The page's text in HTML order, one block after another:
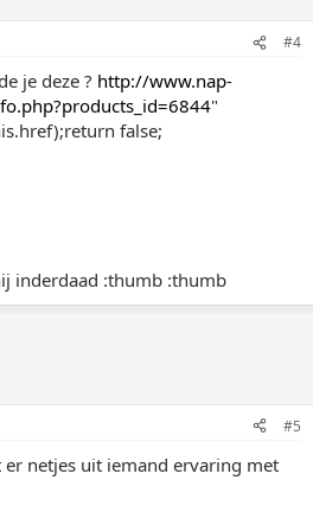
#4
je deze ? http://www.nap-
"
false;
inderdaad :thumb :thumb
#5
er netjes uit iemand ervaring met